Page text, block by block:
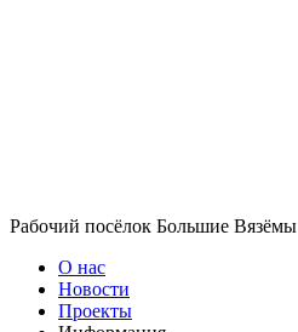
Рабочий посёлок Большие Вязёмы
О нас
Новости
Проекты